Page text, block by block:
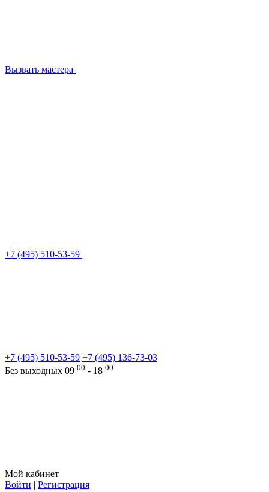
Вызвать мастера
+7 (495) 510-53-59
+7 (495) 510-53-59 +7 (495) 136-73-03
Без выходных 09 00 - 18 00
Мой кабинет
Войти | Регистрация